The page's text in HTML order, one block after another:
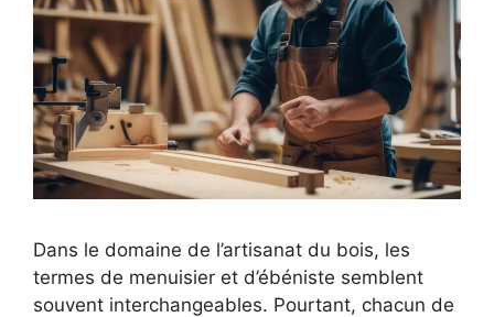
Dans le domaine de l’artisanat du bois, les
termes de menuisier et d’ébéniste semblent
souvent interchangeables. Pourtant, chacun de